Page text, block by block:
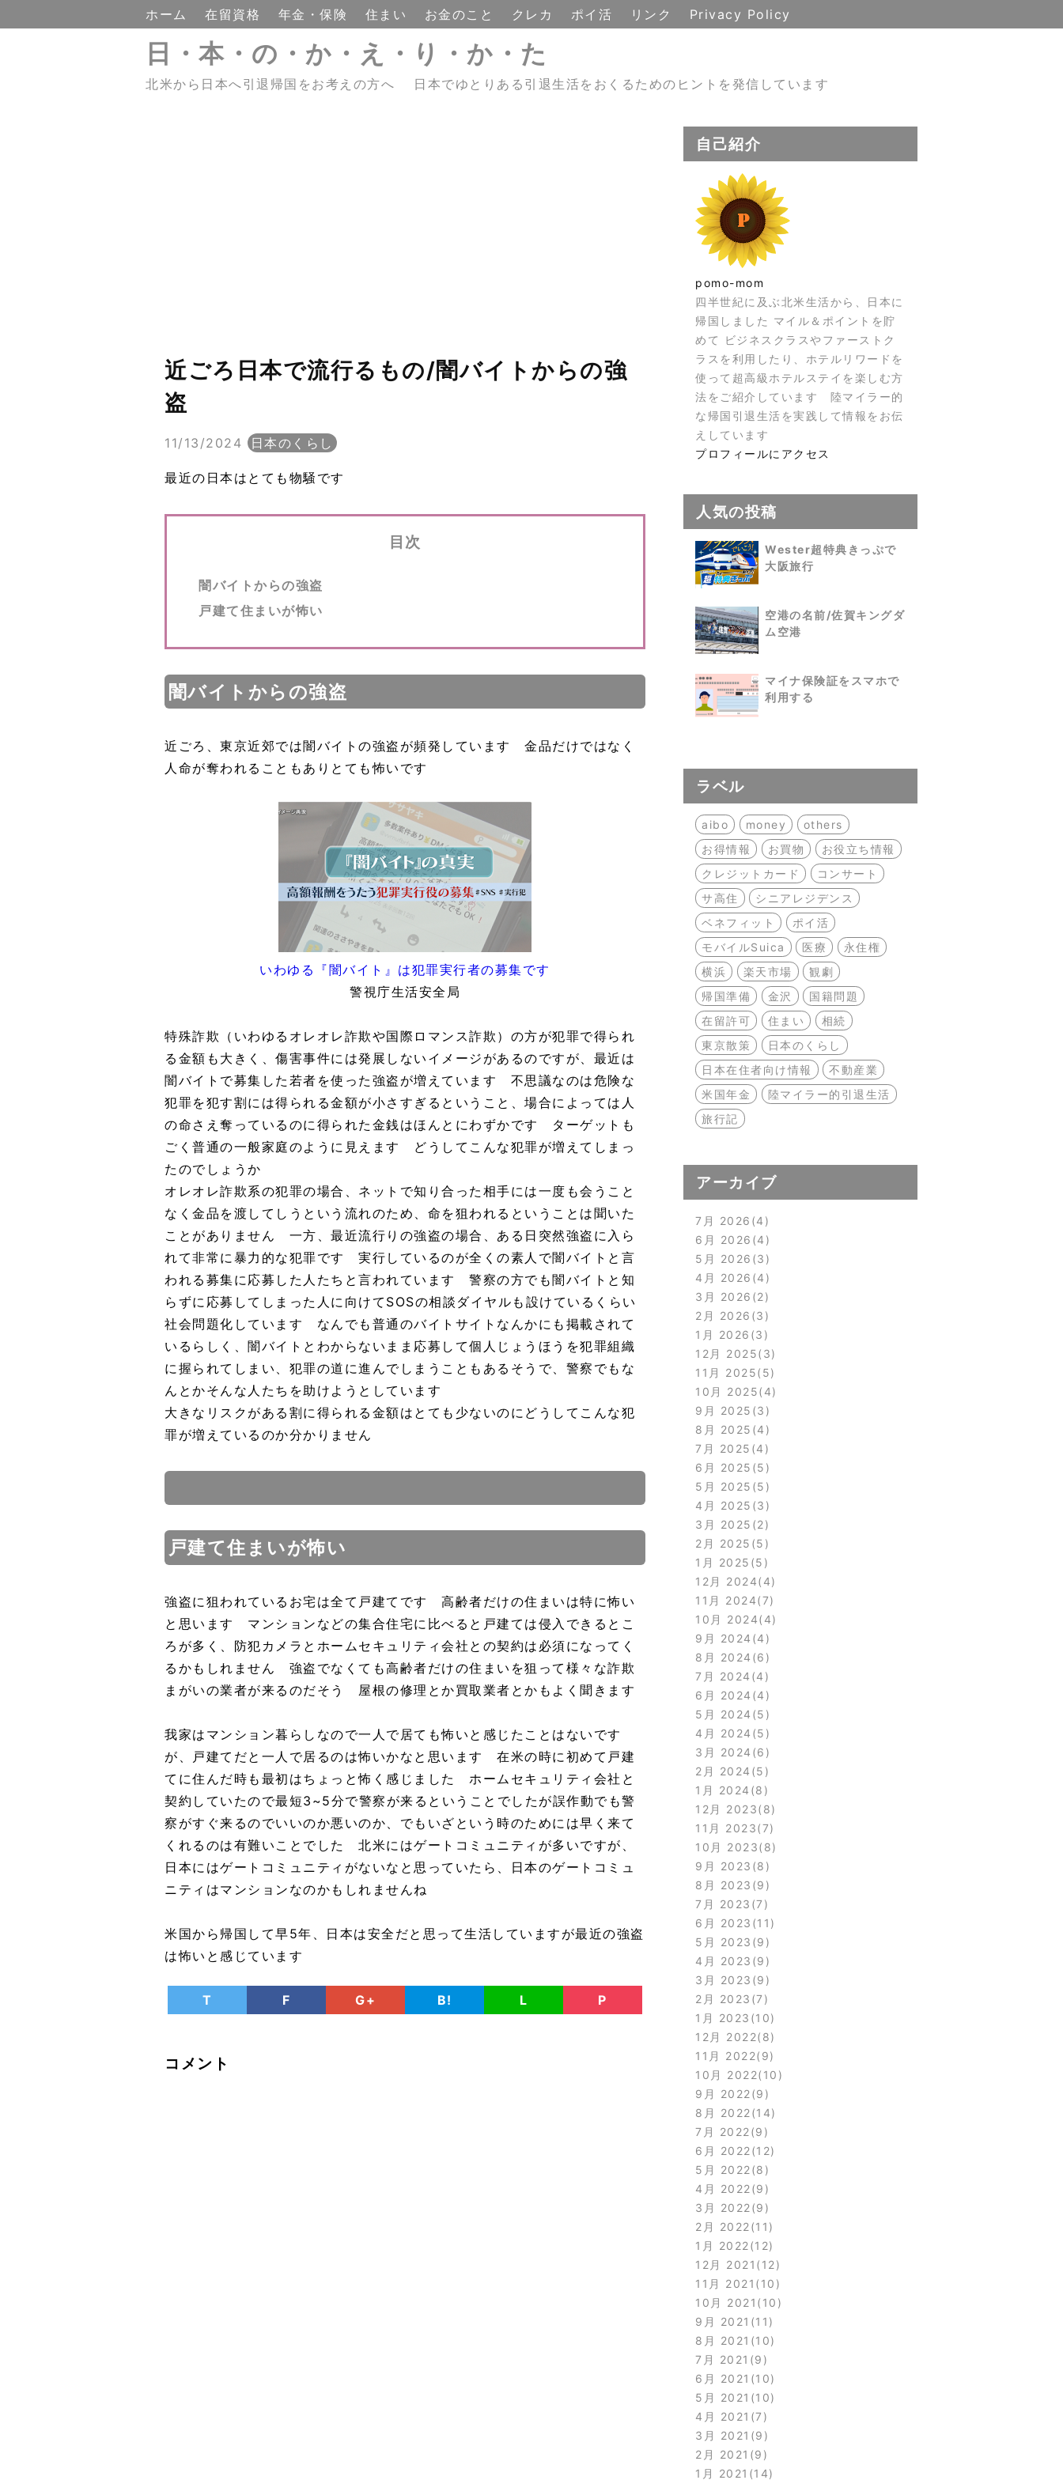
ホーム 在留資格 年金・保険 住まい お金のこと クレカ ポイ活 リンク Privacy Policy
日・本・の・か・え・り・か・た
北米から日本へ引退帰国をお考えの方へ 日本でゆとりある引退生活をおくるためのヒントを発信しています
近ごろ日本で流行るもの/闇バイトからの強
盗
11/13/2024 日本のくらし
最近の日本はとても物騒です
目次
闇バイトからの強盗
戸建て住まいが怖い
闇バイトからの強盗
近ごろ、東京近郊では闇バイトの強盗が頻発しています 金品だけではなく
人命が奪われることもありとても怖いです
いわゆる『闇バイト』は犯罪実行者の募集です
警視庁生活安全局
特殊詐欺（いわゆるオレオレ詐欺や国際ロマンス詐欺）の方が犯罪で得られ
る金額も大きく、傷害事件には発展しないイメージがあるのですが、最近は
闇バイトで募集した若者を使った強盗が増えています 不思議なのは危険な
犯罪を犯す割には得られる金額が小さすぎるということ、場合によっては人
の命さえ奪っているのに得られた金銭はほんとにわずかです ターゲットも
ごく普通の一般家庭のように見えます どうしてこんな犯罪が増えてしまっ
たのでしょうか
オレオレ詐欺系の犯罪の場合、ネットで知り合った相手には一度も会うこと
なく金品を渡してしうという流れのため、命を狙われるということは聞いた
ことがありません 一方、最近流行りの強盗の場合、ある日突然強盗に入ら
れて非常に暴力的な犯罪です 実行しているのが全くの素人で闇バイトと言
われる募集に応募した人たちと言われています 警察の方でも闇バイトと知
らずに応募してしまった人に向けてSOSの相談ダイヤルも設けているくらい
社会問題化しています なんでも普通のバイトサイトなんかにも掲載されて
いるらしく、闇バイトとわからないまま応募して個人じょうほうを犯罪組織
に握られてしまい、犯罪の道に進んでしまうこともあるそうで、警察でもな
んとかそんな人たちを助けようとしています
大きなリスクがある割に得られる金額はとても少ないのにどうしてこんな犯
罪が増えているのか分かりません
戸建て住まいが怖い
強盗に狙われているお宅は全て戸建てです 高齢者だけの住まいは特に怖い
と思います マンションなどの集合住宅に比べると戸建ては侵入できるとこ
ろが多く、防犯カメラとホームセキュリティ会社との契約は必須になってく
るかもしれません 強盗でなくても高齢者だけの住まいを狙って様々な詐欺
まがいの業者が来るのだそう 屋根の修理とか買取業者とかもよく聞きます
我家はマンション暮らしなので一人で居ても怖いと感じたことはないです
が、戸建てだと一人で居るのは怖いかなと思います 在米の時に初めて戸建
てに住んだ時も最初はちょっと怖く感じました ホームセキュリティ会社と
契約していたので最短3~5分で警察が来るということでしたが誤作動でも警
察がすぐ来るのでいいのか悪いのか、でもいざという時のためには早く来て
くれるのは有難いことでした 北米にはゲートコミュニティが多いですが、
日本にはゲートコミュニティがないなと思っていたら、日本のゲートコミュ
ニティはマンションなのかもしれませんね
米国から帰国して早5年、日本は安全だと思って生活していますが最近の強盗
は怖いと感じています
T F G+ B! L P
コメント
自己紹介
pomo-mom
四半世紀に及ぶ北米生活から、日本に
帰国しました マイル＆ポイントを貯
めて ビジネスクラスやファーストク
ラスを利用したり、ホテルリワードを
使って超高級ホテルステイを楽しむ方
法をご紹介しています 陸マイラー的
な帰国引退生活を実践して情報をお伝
えしています
プロフィールにアクセス
人気の投稿
Wester超特典きっぷで
大阪旅行
空港の名前/佐賀キングダ
ム空港
マイナ保険証をスマホで
利用する
ラベル
aibo money
others
お得情報
お買物
お役立ち情報
クレジットカード
コンサート
サ高住
シニアレジデンス
ベネフィット
ポイ活
モバイルSuica
医療
永住権
横浜
楽天市場
観劇
帰国準備
金沢
国籍問題
在留許可
住まい
相続
東京散策
日本のくらし
日本在住者向け情報
不動産業
米国年金
陸マイラー的引退生活
旅行記
アーカイブ
7月 2026 4
6月 2026 4
5月 2026 3
4月 2026 4
3月 2026 2
2月 2026 3
1月 2026 3
12月 2025 3
11月 2025 5
10月 2025 4
9月 2025 3
8月 2025 4
7月 2025 4
6月 2025 5
5月 2025 5
4月 2025 3
3月 2025 2
2月 2025 5
1月 2025 5
12月 2024 4
11月 2024 7
10月 2024 4
9月 2024 4
8月 2024 6
7月 2024 4
6月 2024 4
5月 2024 5
4月 2024 5
3月 2024 6
2月 2024 5
1月 2024 8
12月 2023 8
11月 2023 7
10月 2023 8
9月 2023 8
8月 2023 9
7月 2023 7
6月 2023 11
5月 2023 9
4月 2023 9
3月 2023 9
2月 2023 7
1月 2023 10
12月 2022 8
11月 2022 9
10月 2022 10
9月 2022 9
8月 2022 14
7月 2022 9
6月 2022 12
5月 2022 8
4月 2022 9
3月 2022 9
2月 2022 11
1月 2022 12
12月 2021
12
11月 2021
10
10月 2021
10
9月 2021
11
8月 2021
10
7月 2021
9
6月 2021
10
5月 2021
10
4月 2021 7
3月 2021
9
2月 2021
9
1月 2021
14